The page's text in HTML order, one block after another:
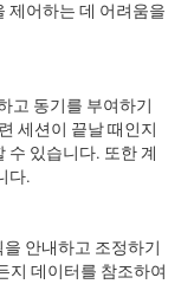
제어하는 ​​데 어려움을
고 동기를 부여하기
세션이 끝날 때인지
수 있습니다. 또한 계
다.
안내하고 조정하기
지 데이터를 참조하여